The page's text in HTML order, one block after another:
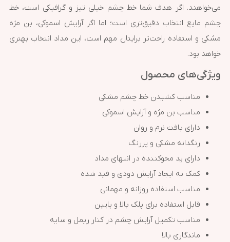
می‌خواهند. اگر هدف شما خط چشم خیلی تیز و گرافیکی است، خط
چشم مایع انتخاب دقیق‌تری است؛ اما اگر آرایش اسموکی، بن مژه
مشکی و استفاده راحت‌تر برایتان مهم است، این مداد انتخاب بهتری
خواهد بود.
ویژگی‌های محصول
مناسب کشیدن خط چشم مشکی
مناسب بن مژه و آرایش اسموکی
دارای بافت نرم و روان
رنگدانه مشکی و پررنگ
دارای پد محوکننده در انتهای مداد
کمک به ایجاد آرایش دودی و فید شده
مناسب استفاده روزانه و مهمانی
قابل استفاده برای پلک بالا و پایین
مناسب تکمیل آرایش چشم در کنار ریمل و سایه
ماندگاری بالا